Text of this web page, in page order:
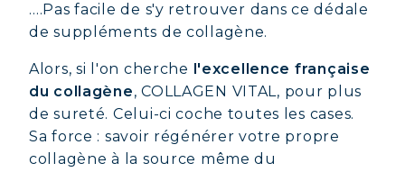
….Pas facile de s'y retrouver dans ce dédale
de suppléments de collagène.
Alors, si l'on cherche l'excellence française
du collagène, COLLAGEN VITAL, pour plus
de sureté. Celui-ci coche toutes les cases.
Sa force : savoir régénérer votre propre
collagène à la source même du